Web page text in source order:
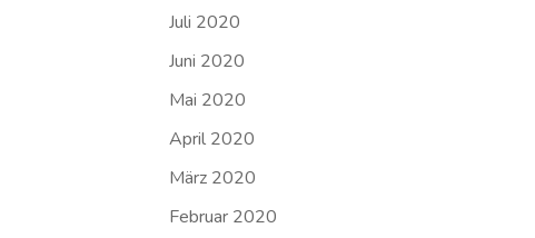
Juli 2020
Juni 2020
Mai 2020
April 2020
März 2020
Februar 2020